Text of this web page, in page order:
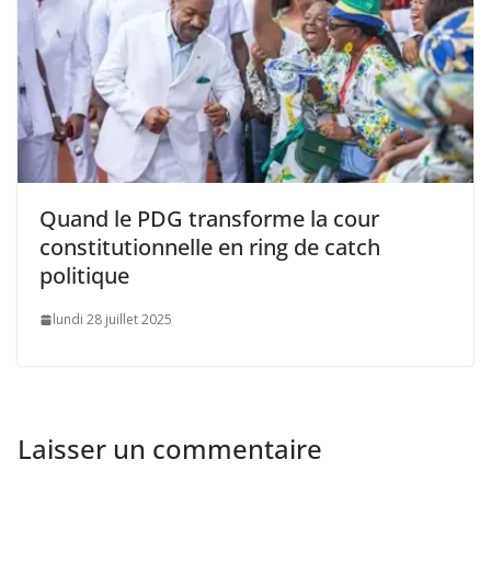
Quand le PDG transforme la cour
constitutionnelle en ring de catch
politique
lundi 28 juillet 2025
Laisser un commentaire